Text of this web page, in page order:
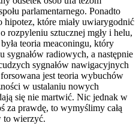
parlamentarnego. Ponadto
hipotez, które miały uwiarygodnić
rozpyleniu sztucznej mgły i helu,
teoria meaconingu, który
sygnałów radiowych, a następnie
sygnałów nawigacyjnych
jest teoria wybuchów
w ustalaniu nowych
się nie martwić. Nic jednak w
za prawdę, to wymyślimy całą
to wierzyć.